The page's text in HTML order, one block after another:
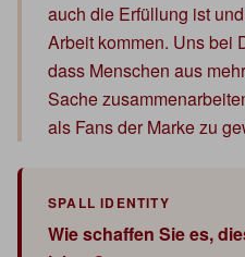
auch die Erfüllung ist
Arbeit kommen. Uns bei
dass Menschen aus
Sache
als Fans der Marke zu
Wie schaffen Sie es,